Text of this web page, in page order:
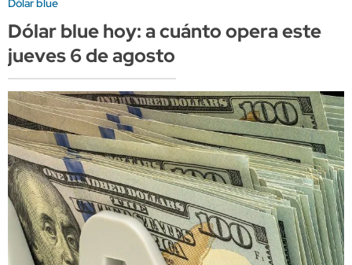
Dólar blue
Dólar blue hoy: a cuánto opera este
jueves 6 de agosto